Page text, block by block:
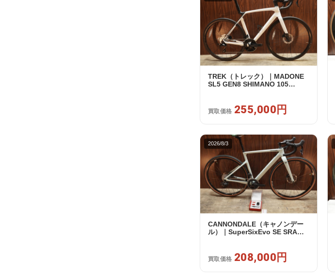
TREK（トレック）｜MADONE
SL5 GEN8 SHIMANO 105
円
買取価格 255,000円
2026/8/3
CANNONDALE（キャノンデー
ル）｜SuperSixEvo SE SRAM
年｜美品｜買取金額 208,000円
買取価格 208,000円